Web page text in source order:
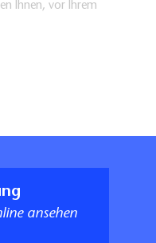
Ihnen, vor Ihrem
ansehen